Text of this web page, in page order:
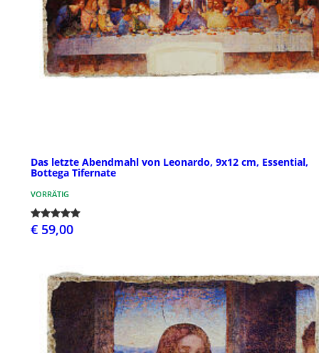
Das letzte Abendmahl von Leonardo, 9x12 cm, Essential,
Bottega Tifernate
VORRÄTIG
€ 59,00